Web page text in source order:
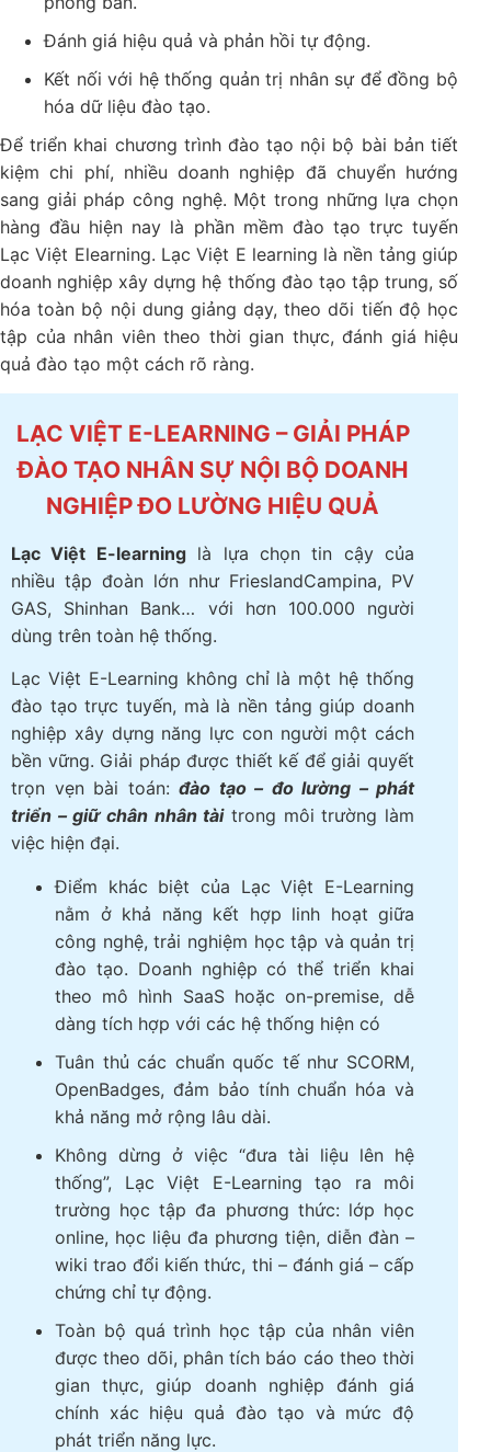
Đánh giá hiệu quả và phản hồi tự động.
Kết nối với hệ thống quản trị nhân sự để đồng bộ
hóa dữ liệu đào tạo.
Để triển khai chương trình đào tạo nội bộ bài bản tiết
kiệm chi phí, nhiều doanh nghiệp đã chuyển hướng
sang giải pháp công nghệ. Một trong những lựa chọn
hàng đầu hiện nay là phần mềm đào tạo trực tuyến
Lạc Việt Elearning. Lạc Việt E learning là nền tảng giúp
doanh nghiệp xây dựng hệ thống đào tạo tập trung, số
hóa toàn bộ nội dung giảng dạy, theo dõi tiến độ học
tập của nhân viên theo thời gian thực, đánh giá hiệu
quả đào tạo một cách rõ ràng.
LẠC VIỆT E-LEARNING – GIẢI PHÁP
ĐÀO TẠO NHÂN SỰ NỘI BỘ DOANH
NGHIỆP ĐO LƯỜNG HIỆU QUẢ
Lạc Việt E-learninglà lựa chọn tin cậy của
nhiều tập đoàn lớn như FrieslandCampina, PV
GAS, Shinhan Bank… với hơn 100.000 người
dùng trên toàn hệ thống.
Lạc Việt E-Learning không chỉ là một hệ thống
đào tạo trực tuyến, mà là nền tảng giúp doanh
nghiệp xây dựng năng lực con người một cách
bền vững. Giải pháp được thiết kế để giải quyết
trọn vẹn bài toán: đào tạo – đo lường – phát
triển – giữ chân nhân tàitrong môi trường làm
việc hiện đại.
Điểm khác biệt của Lạc Việt E-Learning
nằm ở khả năng kết hợp linh hoạt giữa
công nghệ, trải nghiệm học tập và quản trị
đào tạo. Doanh nghiệp có thể triển khai
theo mô hình SaaS hoặc on-premise, dễ
dàng tích hợp với các hệ thống hiện có
Tuân thủ các chuẩn quốc tế như SCORM,
OpenBadges, đảm bảo tính chuẩn hóa và
khả năng mở rộng lâu dài.
Không dừng ở việc “đưa tài liệu lên hệ
thống”, Lạc Việt E-Learning tạo ra môi
trường học tập đa phương thức: lớp học
online, học liệu đa phương tiện, diễn đàn –
wiki trao đổi kiến thức, thi – đánh giá – cấp
chứng chỉ tự động.
Toàn bộ quá trình học tập của nhân viên
được theo dõi, phân tích báo cáo theo thời
gian thực, giúp doanh nghiệp đánh giá
chính xác hiệu quả đào tạo và mức độ
phát triển năng lực.